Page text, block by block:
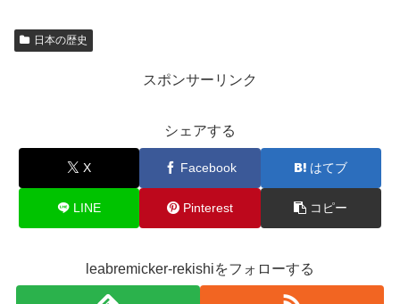
日本の歴史
スポンサーリンク
シェアする
X Facebook はてブ
LINE Pinterest コピー
leabremicker-rekishiをフォローする